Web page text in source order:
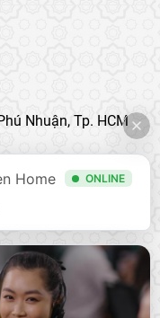
Nhuận, Tp. HCM
nhận bản cập nhật &
Home ONLINE